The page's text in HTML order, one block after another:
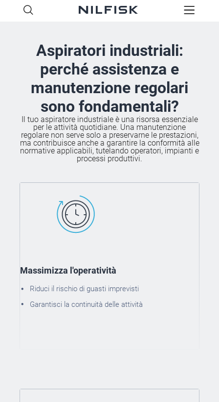
Aspiratori industriali:
perché assistenza e
manutenzione regolari
sono fondamentali?
Il tuo aspiratore industriale è una risorsa essenziale
per le attività quotidiane. Una manutenzione
regolare non serve solo a preservarne le prestazioni,
ma contribuisce anche a garantire la conformità alle
normative applicabili, tutelando operatori, impianti e
processi produttivi.
Massimizza l'operatività
Riduci il rischio di guasti imprevisti
Garantisci la continuità delle attività